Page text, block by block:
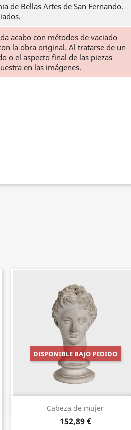
de Bellas Artes de San Fernando.
acabo con métodos de vaciado
la obra original. Al tratarse de un
o el aspecto final de las piezas
en las imágenes.
Cabeza de mujer
152,89 €
DISPONIBLE BAJO PEDIDO
Vista rápida